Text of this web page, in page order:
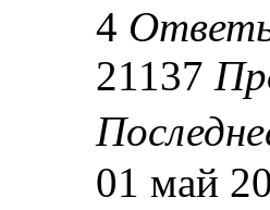
4
21137
01 май